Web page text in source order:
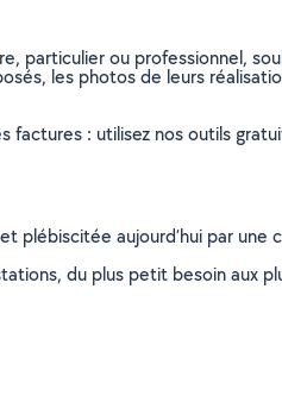
particulier ou professionnel,
les photos de leurs
factures : utilisez nos outils
plébiscitée aujourd’hui par une
du plus petit besoin aux